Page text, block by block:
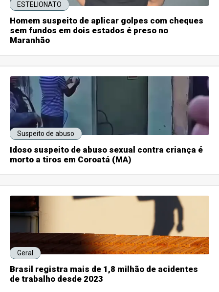
ESTELIONATO
Homem suspeito de aplicar golpes com cheques
sem fundos em dois estados é preso no
Maranhão
Suspeito de abuso
Idoso suspeito de abuso sexual contra criança é
morto a tiros em Coroatá (MA)
Geral
Brasil registra mais de 1,8 milhão de acidentes
de trabalho desde 2023